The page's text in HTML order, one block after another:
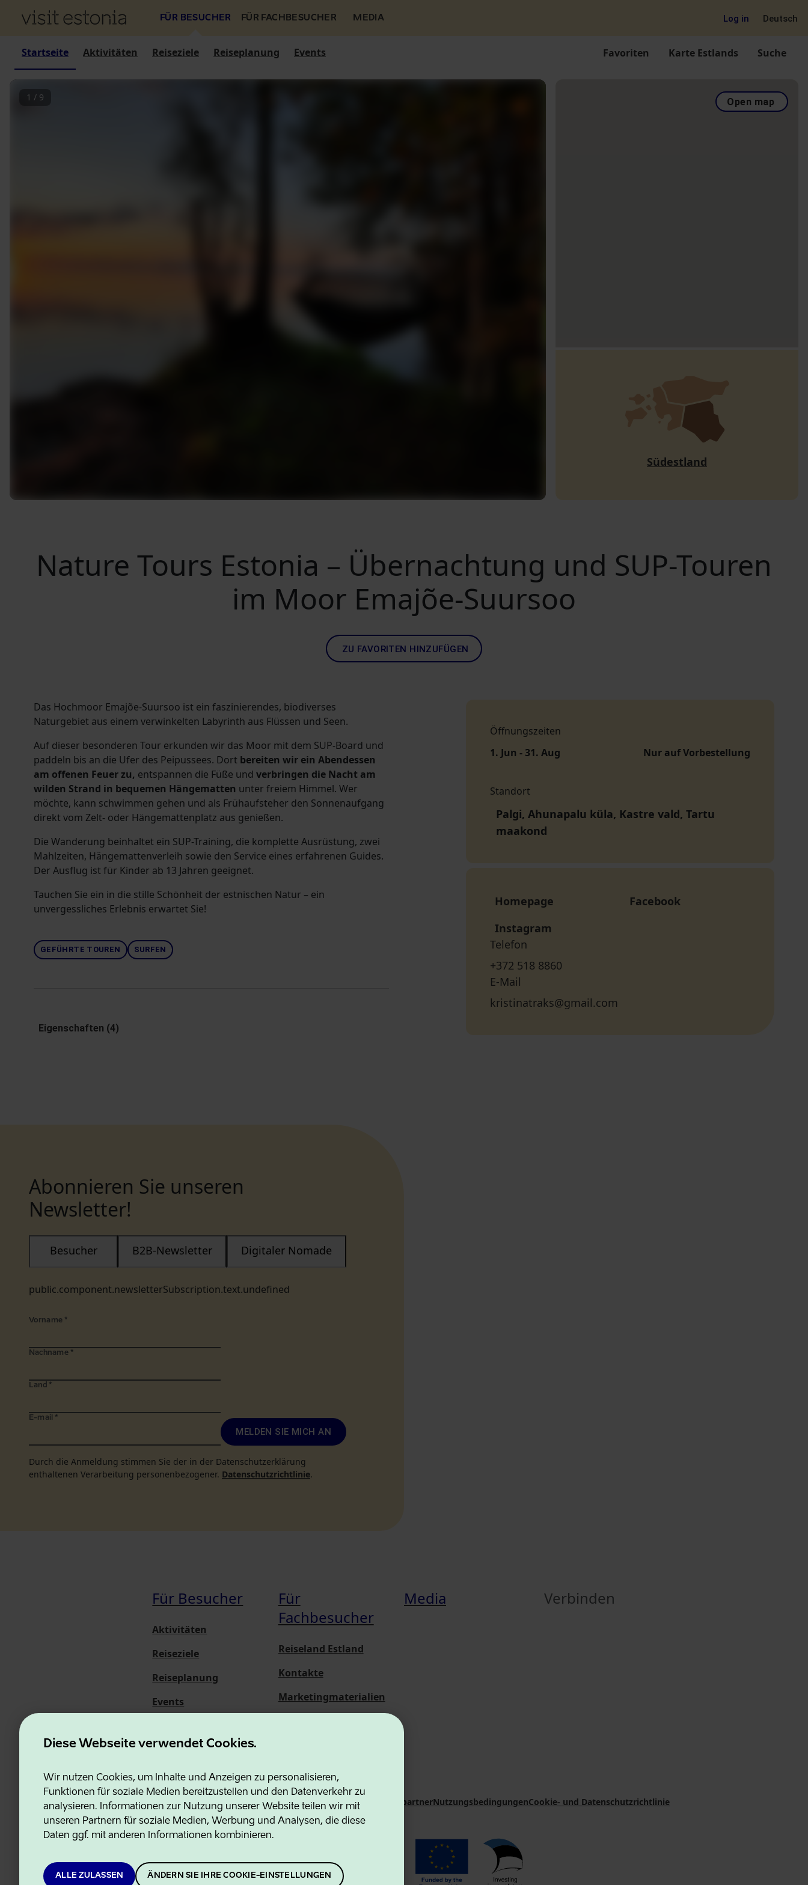
Diese Webseite verwendet Cookies.
Wir nutzen Cookies, um Inhalte und Anzeigen zu personalisieren,
Funktionen für soziale Medien bereitzustellen und den Datenverkehr zu
analysieren. Informationen zur Nutzung unserer Website teilen wir mit
unseren Partnern für soziale Medien, Werbung und Analysen, die diese
Daten ggf. mit anderen Informationen kombinieren.
ALLE ZULASSEN ÄNDERN SIE IHRE COOKIE-EINSTELLUNGEN
FÜR BESUCHER FÜR FACHBESUCHER MEDIA Log in Deutsch
Startseite Aktivitäten Reiseziele Reiseplanung Events Favoriten Karte Estlands Suche
1 / 9 Open map
Südestland
Nature Tours Estonia – Übernachtung und SUP-Touren
im Moor Emajõe-Suursoo
ZU FAVORITEN HINZUFÜGEN
Das Hochmoor Emajõe-Suursoo ist ein faszinierendes, biodiverses
Naturgebiet aus einem verwinkelten Labyrinth aus Flüssen und Seen.
Auf dieser besonderen Tour erkunden wir das Moor mit dem SUP-Board und
paddeln bis an die Ufer des Peipussees. Dort bereiten wir ein Abendessen
am offenen Feuer zu, entspannen die Füße und verbringen die Nacht am
wilden Strand in bequemen Hängematten unter freiem Himmel. Wer
möchte, kann schwimmen gehen und als Frühaufsteher den Sonnenaufgang
direkt vom Zelt- oder Hängemattenplatz aus genießen.
Die Wanderung beinhaltet ein SUP-Training, die komplette Ausrüstung, zwei
Mahlzeiten, Hängemattenverleih sowie den Service eines erfahrenen Guides.
Der Ausflug ist für Kinder ab 13 Jahren geeignet.
Tauchen Sie ein in die stille Schönheit der estnischen Natur – ein
unvergessliches Erlebnis erwartet Sie!
GEFÜHRTE TOUREN SURFEN
Eigenschaften (4)
Öffnungszeiten
1. Jun - 31. Aug
Nur auf Vorbestellung
Standort
Palgi, Ahunapalu küla, Kastre vald, Tartu
maakond
Homepage
Facebook
Instagram
Telefon
+372 518 8860
E-Mail
kristinatraks@gmail.com
Abonnieren Sie unseren
Newsletter!
public.component.newsletterSubscription.text.undefined
Besucher B2B-Newsletter Digitaler Nomade
Vorname *
Nachname *
Land *
E-mail *
MELDEN SIE MICH AN
Durch die Anmeldung stimmen Sie der in der Datenschutzerklärung
enthaltenen Verarbeitung personenbezogener. Datenschutzrichtlinie.
Für Besucher
Aktivitäten
Reiseziele
Reiseplanung
Events
Für
Fachbesucher
Reiseland Estland
Kontakte
Marketingmaterialien
Media Verbinden
Estonian Business and Innovation AgencyKontakte KooperationspartnerNutzungsbedingungenCookie- und Datenschutzrichtlinie